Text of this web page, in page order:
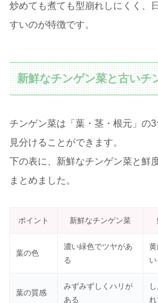
炒めても煮ても型崩れしにくく、
すいのが特徴です。
新鮮なチンゲン菜と古いチ
チンゲン菜は「葉・茎・根元」の
見分けることができます。
下の表に、新鮮なチンゲン菜と鮮
まとめました。
ポイント 新鮮なチンゲン菜
葉の色
濃い緑色でツヤがあ
る
葉の質感
みずみずしくハリが
ある